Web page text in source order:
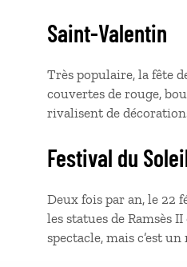
Saint-Valentin
Très populaire, la fête
couvertes de rouge,
rivalisent de
Festival du
Deux fois par an, le 22
les statues de Ramsès
spectacle, mais c’est